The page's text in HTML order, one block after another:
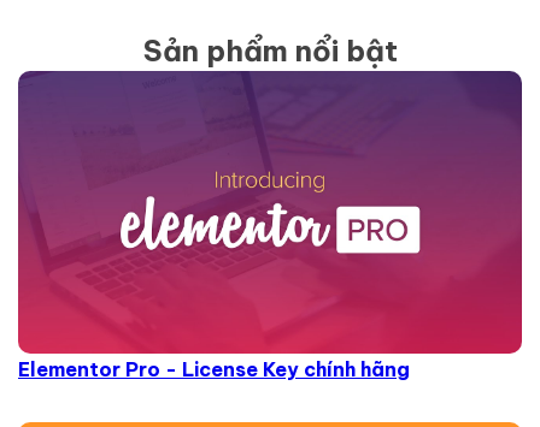
Sản phẩm nổi bật
Elementor Pro - License Key chính hãng